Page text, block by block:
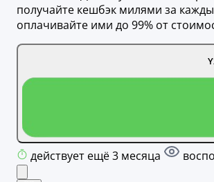
получайте кешбэк милями за
оплачивайте ими до 99% от
действует ещё 3 месяца